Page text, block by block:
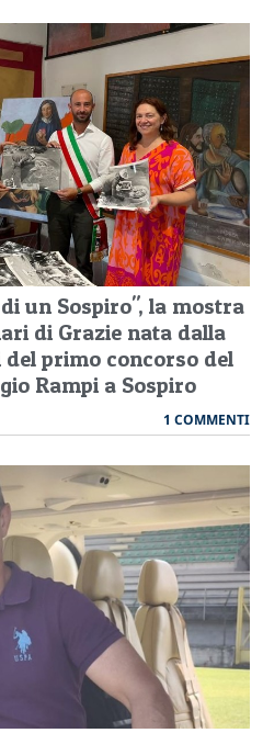
un Sospiro", la mostra
di Grazie nata dalla
primo concorso del
Rampi a Sospiro
1 COMMENTI